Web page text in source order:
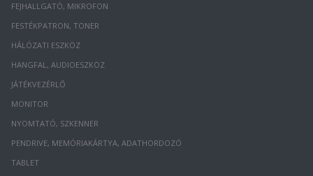
FEJHALLGATÓ, MIKROFON
FESTÉKPATRON, TONER
HÁLÓZATI ESZKÖZ
HANGFAL, AUDIOESZKÖZ
JÁTÉKVEZÉRLŐ
MONITOR
NYOMTATÓ, SZKENNER
PENDRIVE, MEMÓRIAKÁRTYA, ADATHORDOZÓ
TABLET